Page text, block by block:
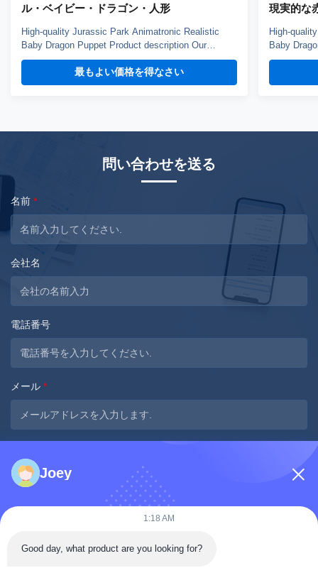
ル・ベイビー・ドラゴン・人形
High-quality Jurassic Park Animatronic Realistic
Baby Dragon Puppet Product description Our
dinosaur puppet weights about 3kg, it can blink,
open mouth and roar, control by hand. You can
choose silicone skin or fabric skin, silicone skin is
最もよい価格を得なさい
現実的な
High-
Baby
dinosaur
choose
問い合わせを送る
名前 *
会社名
電話番号
メール *
Joey
1:18 AM
Good day, what product are you looking for?